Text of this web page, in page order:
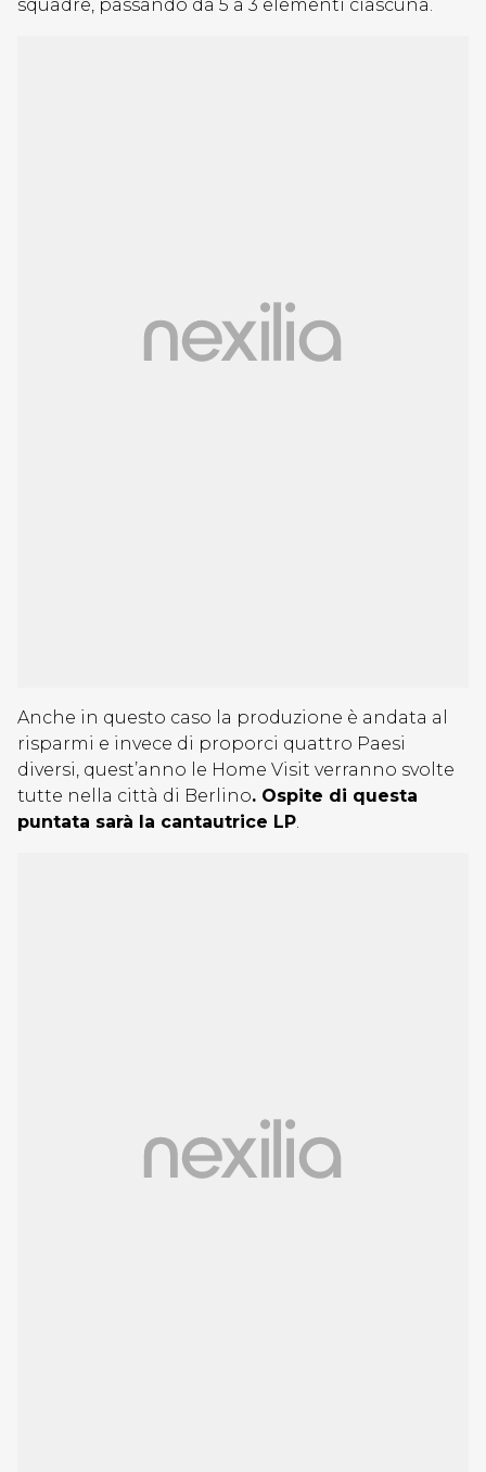
squadre, passando da 5 a 3 elementi ciascuna.
Anche in questo caso la produzione è andata al
risparmi e invece di proporci quattro Paesi
diversi, quest’anno le Home Visit verranno svolte
tutte nella città di Berlino. Ospite di questa
puntata sarà la cantautrice LP.